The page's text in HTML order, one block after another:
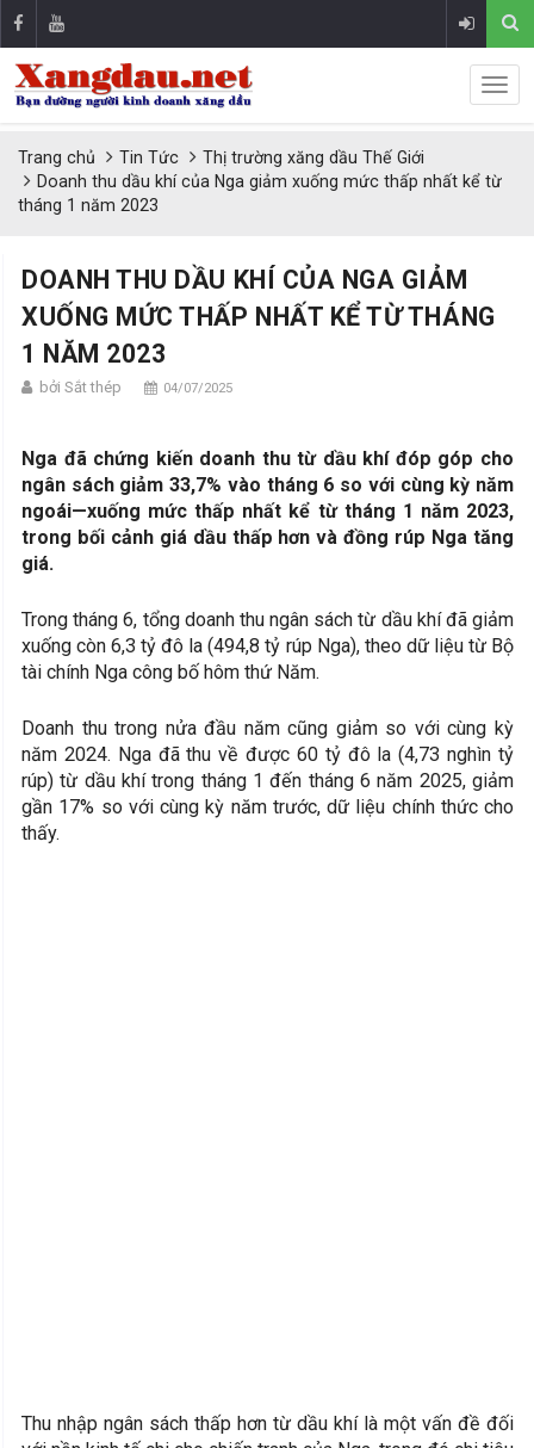
Trang chủ Tin Tức
Thị trường xăng dầu Thế Giới
Doanh thu dầu khí của Nga giảm xuống mức thấp nhất kể từ
tháng 1 năm 2023
DOANH THU DẦU KHÍ CỦA NGA GIẢM
XUỐNG MỨC THẤP NHẤT KỂ TỪ THÁNG
1 NĂM 2023
bởi Sắt thép 04/07/2025
Nga đã chứng kiến ​​doanh thu từ dầu khí đóp góp cho
ngân sách giảm 33,7% vào tháng 6 so với cùng kỳ năm
ngoái—xuống mức thấp nhất kể từ tháng 1 năm 2023,
trong bối cảnh giá dầu thấp hơn và đồng rúp Nga tăng
giá.
Trong tháng 6, tổng doanh thu ngân sách từ dầu khí đã giảm
xuống còn 6,3 tỷ đô la (494,8 tỷ rúp Nga), theo dữ liệu từ Bộ
tài chính Nga công bố hôm thứ Năm.
Doanh thu trong nửa đầu năm cũng giảm so với cùng kỳ
năm 2024. Nga đã thu về được 60 tỷ đô la (4,73 nghìn tỷ
rúp) từ dầu khí trong tháng 1 đến tháng 6 năm 2025, giảm
gần 17% so với cùng kỳ năm trước, dữ liệu chính thức cho
thấy.
Thu nhập ngân sách thấp hơn từ dầu khí là một vấn đề đối